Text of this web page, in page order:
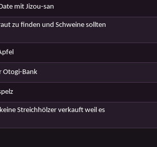
mit Jizou-san
zu finden und Schweine sollten
Otogi-Bank
Streichhölzer verkauft weil es